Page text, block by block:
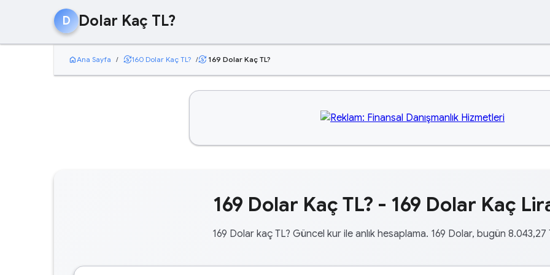
D Dolar Kaç TL?
homeAna Sayfa / currency_exchange160 Dolar Kaç TL? /currency_exchange 169 Dolar Kaç TL?
169 Dolar Kaç TL? - 169 Dolar Kaç
169 Dolar kaç TL? Güncel kur ile anlık hesaplama. 169 Dolar, bugün